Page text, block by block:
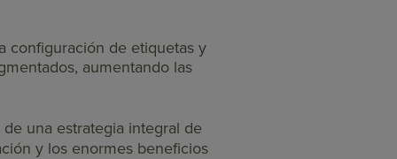
configuración de etiquetas y
aumentando las
una estrategia integral de
y los enormes beneficios